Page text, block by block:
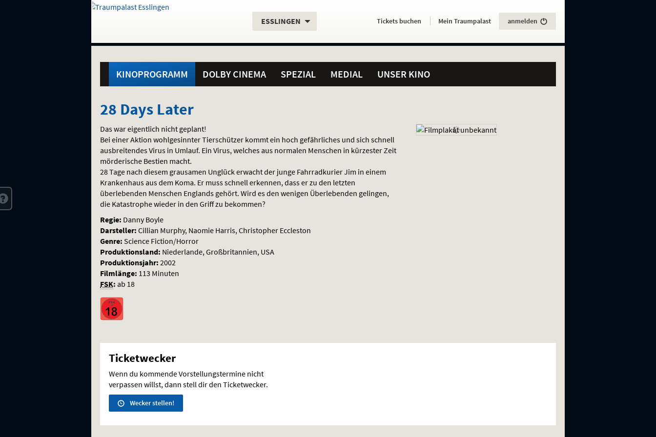
direkt
Inhalt
Menü
und
Gehe
Standortauswahl
Aktueller
ESSLINGEN Servicefunktionen
Aktuelles
HierTickets buchen . Mein Traumpalast anmelden
KINOPROGRAMM DOLBY CINEMA SPEZIAL MEDIAL UNSER KINO
28
Days
Later
28 Days Later
Das war eigentlich nicht geplant!
Bei einer Aktion wohlgesinnter Tierschützer kommt ein hoch gefährliches und sich schnell
ausbreitendes Virus in Umlauf. Ein Virus, welches aus normalen Menschen in kürzester Zeit
mörderische Bestien macht.
28 Tage nach diesem grausamen Unglück erwacht der junge Fahrradkurier Jim in einem
Krankenhaus aus dem Koma. Er muss schnell erkennen, dass er zu den letzten
überlebenden Menschen Englands gehört. Wird es den wenigen Überlebenden gelingen,
die Katastrophe wieder in den Griff zu bekommen?
Regie: Danny Boyle
Darsteller: Cillian Murphy, Naomie Harris, Christopher Eccleston
Genre: Science Fiction/Horror
Produktionsland: Niederlande, Großbritannien, USA
Produktionsjahr: 2002
Filmlänge: 113 Minuten
FSK: ab 18
Ticketwecker
Wenn du kommende Vorstellungstermine nicht
verpassen willst, dann stell dir den Ticketwecker.
Wecker stellen!